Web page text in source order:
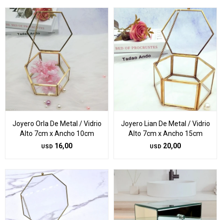
Joyero Orla De Metal / Vidrio
Alto 7cm x Ancho 10cm
USD 16,00
Joyero Lian De Metal / Vidrio
Alto 7cm x Ancho 15cm
USD 20,00